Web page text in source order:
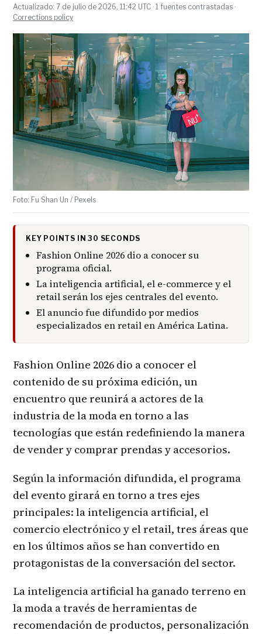
Actualizado: 7 de julio de 2026, 11:42 UTC · 1 fuentes contrastadas ·
Corrections policy
Foto: Fu Shan Un / Pexels
KEY POINTS IN 30 SECONDS
Fashion Online 2026 dio a conocer su
programa oficial.
La inteligencia artificial, el e-commerce y el
retail serán los ejes centrales del evento.
El anuncio fue difundido por medios
especializados en retail en América Latina.
Fashion Online 2026 dio a conocer el
contenido de su próxima edición, un
encuentro que reunirá a actores de la
industria de la moda en torno a las
tecnologías que están redefiniendo la manera
de vender y comprar prendas y accesorios.
Según la información difundida, el programa
del evento girará en torno a tres ejes
principales: la inteligencia artificial, el
comercio electrónico y el retail, tres áreas que
en los últimos años se han convertido en
protagonistas de la conversación del sector.
La inteligencia artificial ha ganado terreno en
la moda a través de herramientas de
recomendación de productos, personalización